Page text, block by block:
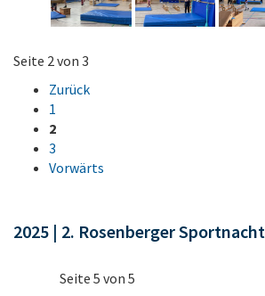
Seite 2 von 3
Zurück
1
2
3
Vorwärts
2025 | 2. Rosenberger Sportnacht
Seite 5 von 5